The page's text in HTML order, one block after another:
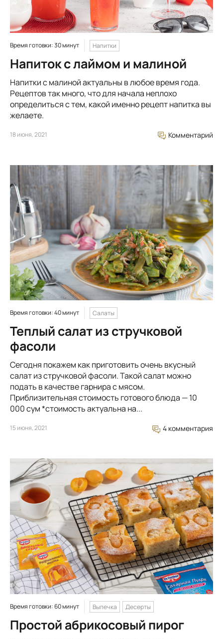
Время готовки: 30 минут Напитки
Напиток с лаймом и малиной
Напитки с малиной актуальны в любое время года.
Рецептов так много, что для начала неплохо
определиться с тем, какой именно рецепт напитка вы
желаете.
18 июня, 2021 Комментарий
Время готовки: 40 минут Салаты
Теплый салат из стручковой
фасоли
Сегодня покажем как приготовить очень вкусный
салат из стручковой фасоли. Такой салат можно
подать в качестве гарнира с мясом.
Приблизительная стоимость готового блюда — 10
000 сум *стоимость актуальна на...
15 июня, 2021 4 комментария
Время готовки: 60 минут Выпечка Десерты
Простой абрикосовый пирог